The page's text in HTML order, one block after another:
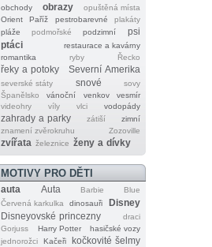
obchody
obrazy
opuštěná místa
Orient
Paříž pestrobarevné
plakáty
pláže
podmořské podzimní
psi
ptáci
restaurace a kavárny
romantika
ryby Řecko
řeky a potoky Severní Amerika
severské státy snové
sovy
Španělsko
vánoční venkov
vesmír
videohry
víly vlci vodopády
zahrady a parky zátiší
zimní
znamení zvěrokruhu
Zozoville
zvířata železnice ženy a dívky
MOTIVY PRO DĚTI
auta Auta Barbie
Blue
Červená karkulka
dinosauři
Disney
Disneyovské princezny
draci
Gorjuss
Harry Potter
hasičské vozy
jednorožci
Kačeři
kočkovité šelmy